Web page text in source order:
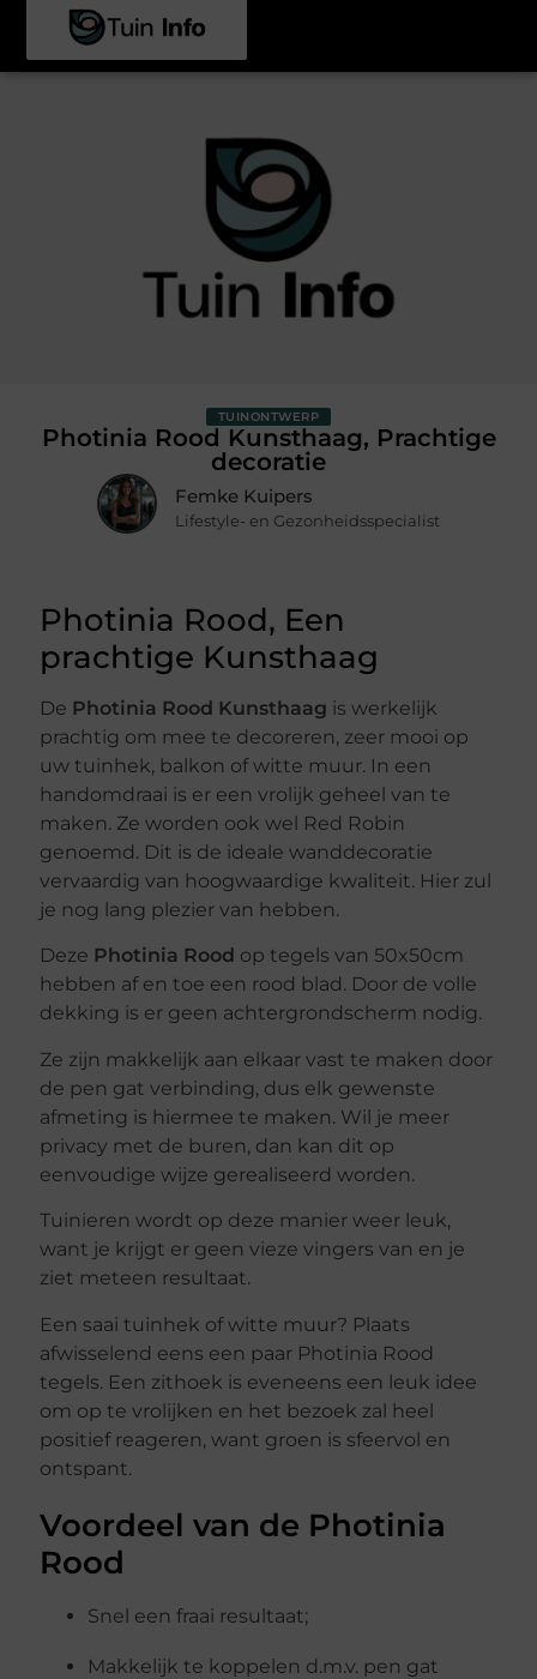
TUINONTWERP
Photinia Rood Kunsthaag, Prachtige
decoratie
Femke Kuipers
Lifestyle- en Gezonheidsspecialist
Photinia Rood, Een
prachtige Kunsthaag
De Photinia Rood Kunsthaag is werkelijk
prachtig om mee te decoreren, zeer mooi op
uw tuinhek, balkon of witte muur. In een
handomdraai is er een vrolijk geheel van te
maken. Ze worden ook wel Red Robin
genoemd. Dit is de ideale wanddecoratie
vervaardig van hoogwaardige kwaliteit. Hier zul
je nog lang plezier van hebben.
Deze Photinia Rood op tegels van 50x50cm
hebben af en toe een rood blad. Door de volle
dekking is er geen achtergrondscherm nodig.
Ze zijn makkelijk aan elkaar vast te maken door
de pen gat verbinding, dus elk gewenste
afmeting is hiermee te maken. Wil je meer
privacy met de buren, dan kan dit op
eenvoudige wijze gerealiseerd worden.
Tuinieren wordt op deze manier weer leuk,
want je krijgt er geen vieze vingers van en je
ziet meteen resultaat.
Een saai tuinhek of witte muur? Plaats
afwisselend eens een paar Photinia Rood
tegels. Een zithoek is eveneens een leuk idee
om op te vrolijken en het bezoek zal heel
positief reageren, want groen is sfeervol en
ontspant.
Voordeel van de Photinia
Rood
Snel een fraai resultaat;
Makkelijk te koppelen d.m.v. pen gat